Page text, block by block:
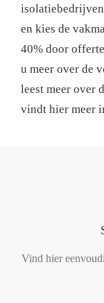
en kies de
40% door
u meer over de
leest meer over
vindt hier meer
Vind hier